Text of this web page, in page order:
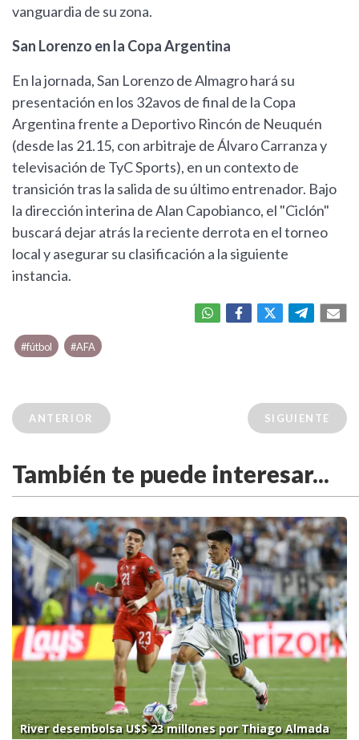
vanguardia de su zona.
San Lorenzo en la Copa Argentina
En la jornada, San Lorenzo de Almagro hará su
presentación en los 32avos de final de la Copa
Argentina frente a Deportivo Rincón de Neuquén
(desde las 21.15, con arbitraje de Álvaro Carranza y
televisación de TyC Sports), en un contexto de
transición tras la salida de su último entrenador. Bajo
la dirección interina de Alan Capobianco, el "Ciclón"
buscará dejar atrás la reciente derrota en el torneo
local y asegurar su clasificación a la siguiente
instancia.
#fútbol #AFA
ANTERIOR SIGUIENTE
También te puede interesar...
River desembolsa U$S 23 millones por Thiago Almada